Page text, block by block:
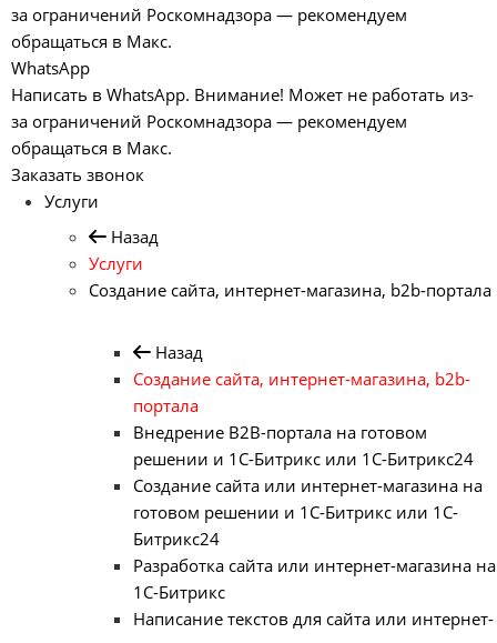
за ограничений Роскомнадзора — рекомендуем
обращаться в Макс.
WhatsApp
Написать в WhatsApp. Внимание! Может не работать из-
за ограничений Роскомнадзора — рекомендуем
обращаться в Макс.
Заказать звонок
Услуги
Назад
Услуги
Создание сайта, интернет-магазина, b2b-портала
Назад
Создание сайта, интернет-магазина, b2b-
портала
Внедрение B2B-портала на готовом
решении и 1С-Битрикс или 1С-Битрикс24
Создание сайта или интернет-магазина на
готовом решении и 1С-Битрикс или 1С-
Битрикс24
Разработка сайта или интернет-магазина на
1С-Битрикс
Написание текстов для сайта или интернет-